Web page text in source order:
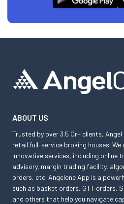
ABOUT US
Trusted by over 3.5 Cr+ clients, Angel
retail full-service broking houses.
innovative services, including online
advisory, margin trading facility,
orders, etc. Angelone App is a
such as basket orders, GTT orders,
and others that help you navigate